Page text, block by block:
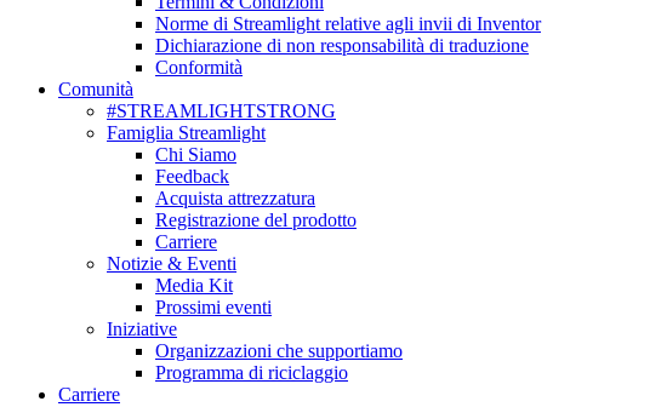
Norme di Streamlight relative agli invii di Inventor
Dichiarazione di non responsabilità di traduzione
Conformità
Comunità
#STREAMLIGHTSTRONG
Famiglia Streamlight
Chi Siamo
Feedback
Acquista attrezzatura
Registrazione del prodotto
Carriere
Notizie & Eventi
Media Kit
Prossimi eventi
Iniziative
Organizzazioni che supportiamo
Programma di riciclaggio
Carriere